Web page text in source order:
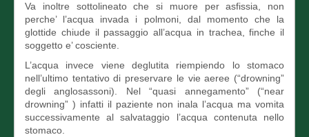
Va inoltre sottolineato che si muore per asfissia, non
perche’ l’acqua invada i polmoni, dal momento che la
glottide chiude il passaggio all’acqua in trachea, finche il
soggetto e’ cosciente.
L’acqua invece viene deglutita riempiendo lo stomaco
nell’ultimo tentativo di preservare le vie aeree (“drowning”
degli anglosassoni). Nel “quasi annegamento” (“near
drowning” ) infatti il paziente non inala l’acqua ma vomita
successivamente al salvataggio l’acqua contenuta nello
stomaco.